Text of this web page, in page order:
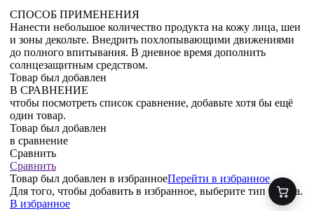
СПОСОБ ПРИМЕНЕНИЯ
Нанести небольшое количество продукта на кожу лица, шеи
и зоны декольте. Внедрить похлопывающими движениями
до полного впитывания. В дневное время дополнить
солнцезащитным средством.
Товар был добавлен
В СРАВНЕНИЕ
чтобы посмотреть список сравнение, добавьте хотя бы ещё
один товар.
Товар был добавлен
в сравнение
Сравнить
Сравнить
Товар был добавлен в избранноеПерейти в избранное
Для того, чтобы добавить в избранное, выберите тип товара.
В избранное